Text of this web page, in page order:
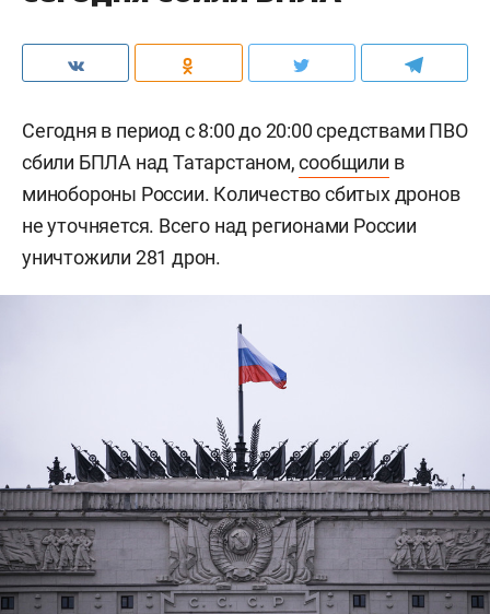
Сегодня в период с 8:00 до 20:00 средствами ПВО
сбили БПЛА над Татарстаном,сообщили в
минобороны России. Количество сбитых дронов
не уточняется. Всего над регионами России
уничтожили 281 дрон.